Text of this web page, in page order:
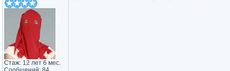
Стаж: 12 лет 6 мес.